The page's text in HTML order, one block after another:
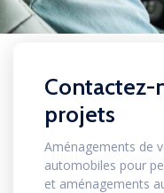
Contactez-
projets
Aménagements de
automobiles pour
et aménagements